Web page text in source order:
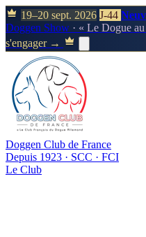
19–20 sept. 2026 J-44
Doggen Show · « Le Dogue
s'engager →
Doggen Club de France
Depuis 1923 · SCC · FCI
Le Club